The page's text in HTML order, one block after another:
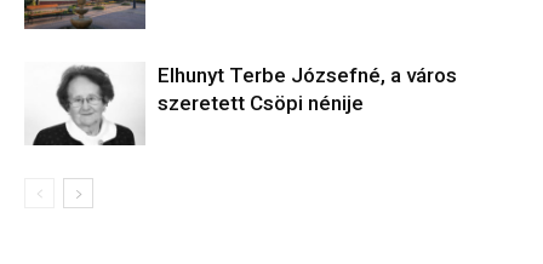
Elhunyt Terbe Józsefné, a város
szeretett Csöpi nénije